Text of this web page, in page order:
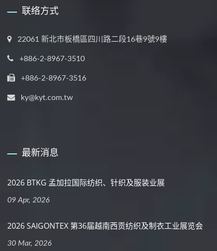
联络方式
22061 新北市板橋區四川路二段16巷9號9樓
+886-2-8967-3510
+886-2-8967-3516
ky@kyt.com.tw
最新消息
2026 BTKG 孟加拉国际纺织、针织及服装业展
09 Apr, 2026
2026 SAIGONTEX 第36届越南西贡纺织及制衣工业展览会
30 Mar, 2026